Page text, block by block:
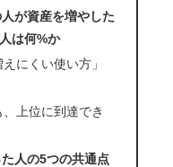
が資産を増やした
は何%か
にくい使い方」
上位に到達でき
人の5つの共通点